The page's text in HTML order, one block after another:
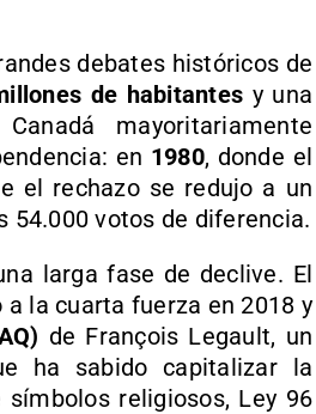
debates históricos de
de habitantes y una
mayoritariamente
en 1980, donde el
el rechazo se redujo a un
54.000 votos de diferencia.
larga fase de declive. El
la cuarta fuerza en 2018 y
de François Legault, un
ha sabido capitalizar la
religiosos, Ley 96